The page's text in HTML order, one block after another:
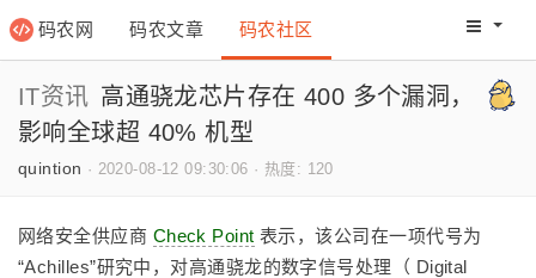
码农网 码农文章 码农社区 码农网
IT资讯 高通骁龙芯片存在 400 多个漏洞，
影响全球超 40% 机型
quintion · 2020-08-12 09:30:06 · 热度: 120
网络安全供应商 Check Point 表示，该公司在一项代号为
“Achilles”研究中，对高通骁龙的数字信号处理（ Digital